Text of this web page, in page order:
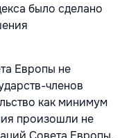
было сделано
Европы не
членов
как минимум
произошли не